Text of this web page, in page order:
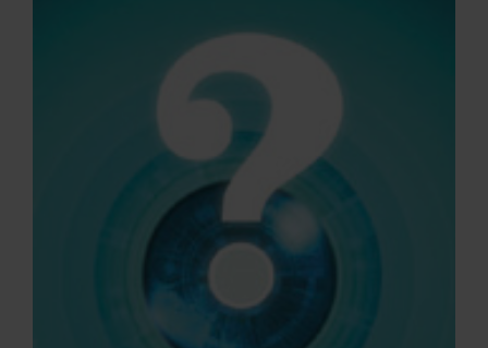
PRENUMERERA PÅ F&F
ANNONSERA I F&F